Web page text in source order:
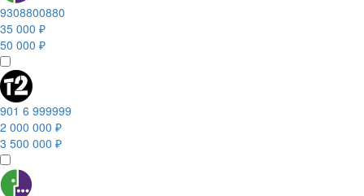
9308800880
35 000 ₽
50 000 ₽
901 6 999999
2 000 000 ₽
3 500 000 ₽